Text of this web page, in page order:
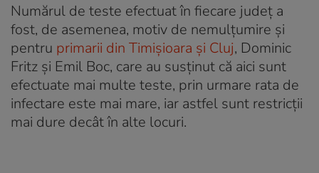
Numărul de teste efectuat în fiecare județ a
fost, de asemenea, motiv de nemulțumire și
pentru primarii din Timișioara și Cluj, Dominic
Fritz și Emil Boc, care au susținut că aici sunt
efectuate mai multe teste, prin urmare rata de
infectare este mai mare, iar astfel sunt restricții
mai dure decât în alte locuri.